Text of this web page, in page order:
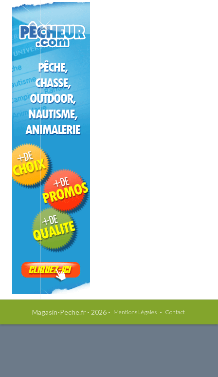
Magasin-Peche.fr - 2026 - Mentions Légales - Contact